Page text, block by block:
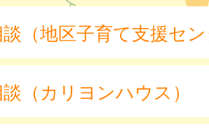
（地区子育て支援セ
（カリヨンハウス）